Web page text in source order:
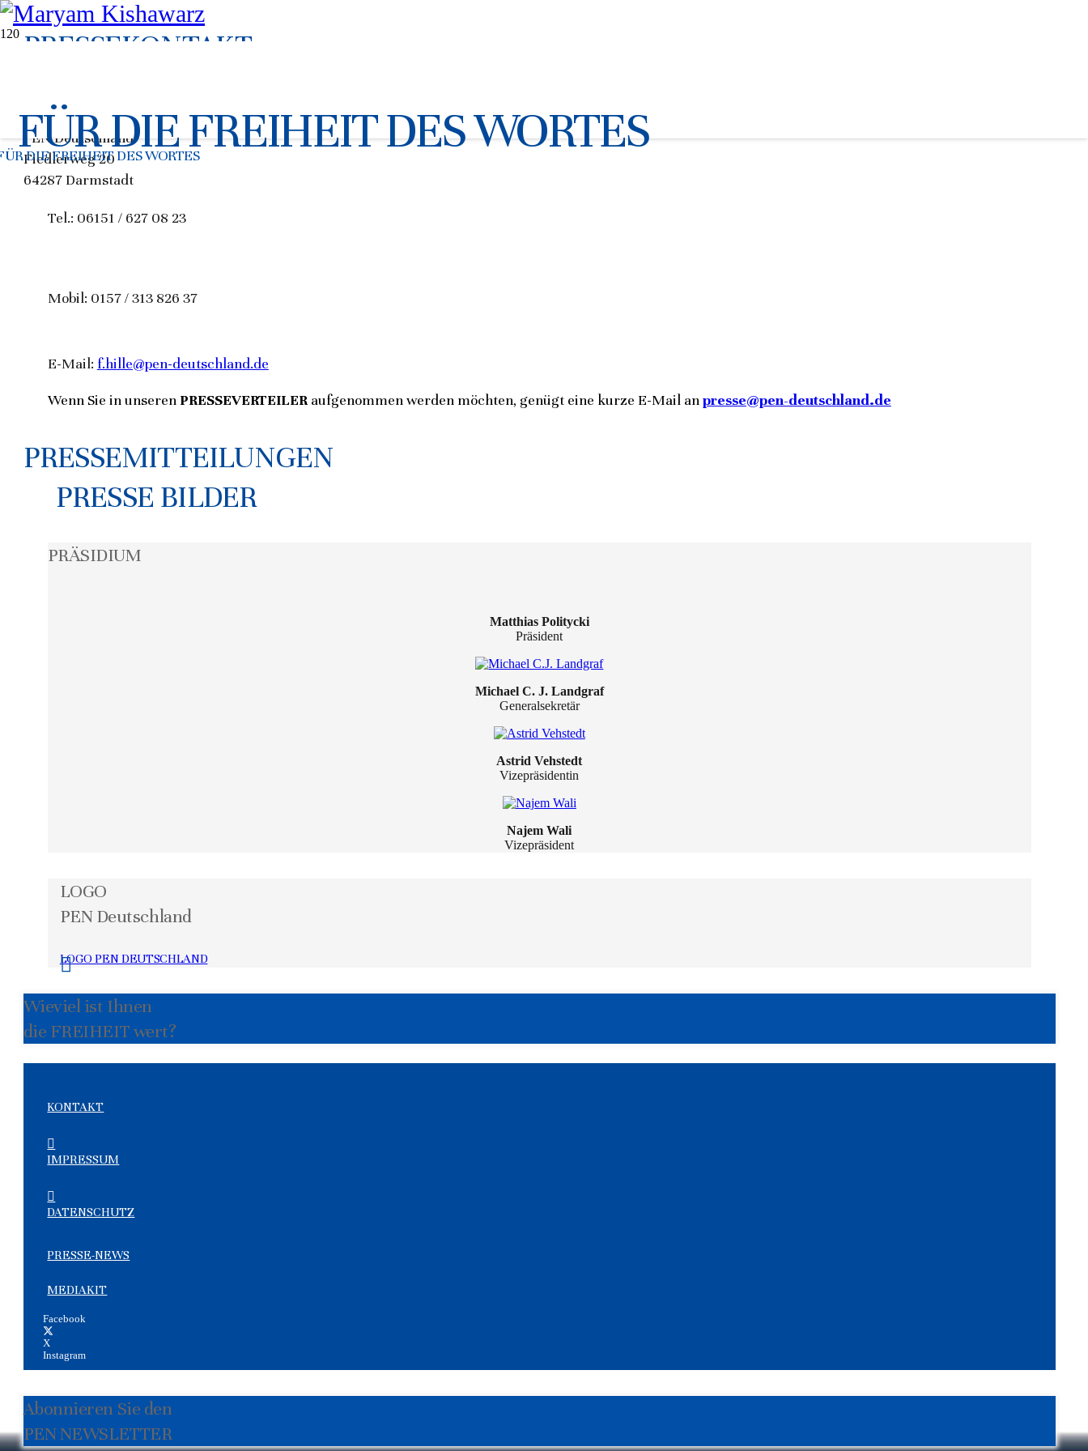
FÜR DIE FREIHEIT DES WORTES
DIE FREIHEIT DES WORTES
PRESSEKONTAKT
Felix Hille
PEN Deutschland
Fiedlerweg 20
64287 Darmstadt
Tel.: 06151 / 627 08 23
Mobil: 0157 / 313 826 37
E-Mail: f.hille@pen-deutschland.de
Wenn Sie in unseren PRESSEVERTEILERaufgenommen werden möchten, genügt eine kurze E-Mail anpresse@pen-deutschland.de
PRESSEMITTEILUNGEN
PRESSE BILDER
PRÄSIDIUM
Matthias Politycki
Präsident
Michael C. J. Landgraf
Generalsekretär
Astrid Vehstedt
Vizepräsidentin
Najem Wali
Vizepräsident
LOGO
PEN Deutschland
LOGO PEN DEUTSCHLAND
Wieviel ist Ihnen
die FREIHEIT wert?
KONTAKT
IMPRESSUM
DATENSCHUTZ
PRESSE-NEWS
MEDIAKIT
Facebook
X
Instagram
Abonnieren Sie den
PEN NEWSLETTER